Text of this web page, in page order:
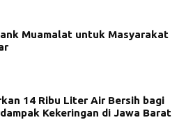
Muamalat untuk Masyarakat
14 Ribu Liter Air Bersih bagi
Kekeringan di Jawa Barat